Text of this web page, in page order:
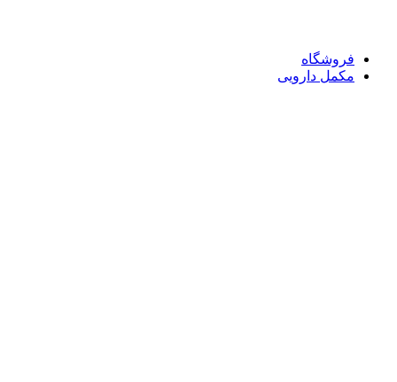
فروشگاه
مکمل دارویی